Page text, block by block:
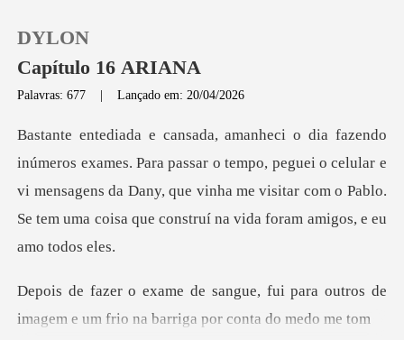
0
Sair
DYLON
Capítulo 16 ARIANA
Palavras: 677 |Lançado em: 20/04/2026
ar o tempo, peguei o celular e
vi mensagens da Dany, que vinha me visitar com o
fui para outros de
imagem e um fri